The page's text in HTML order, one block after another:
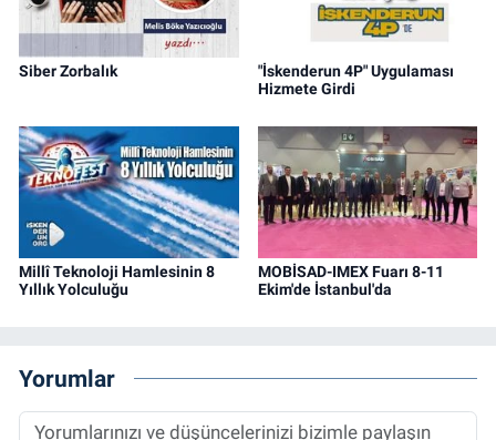
Siber Zorbalık
"İskenderun 4P" Uygulaması
Hizmete Girdi
Millî Teknoloji Hamlesinin 8
Yıllık Yolculuğu
MOBİSAD-IMEX Fuarı 8-11
Ekim'de İstanbul'da
Yorumlar